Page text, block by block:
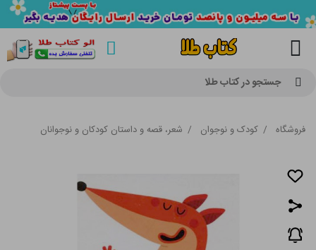
جستجو در کتاب طلا
فروشگاه / کودک و نوجوان / شعر، قصه و داستان کودکان و نوجوانان